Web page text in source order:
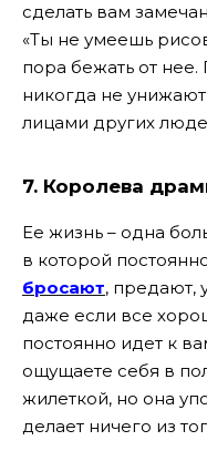
сделать вам
«Ты не умеешь
пора бежать от нее.
никогда не
лицами других
7. Королева
Ее жизнь – одна
в которой
бросают, предают,
даже если все
постоянно идет к
ощущаете себя в
жилеткой, но она
делает ничего из